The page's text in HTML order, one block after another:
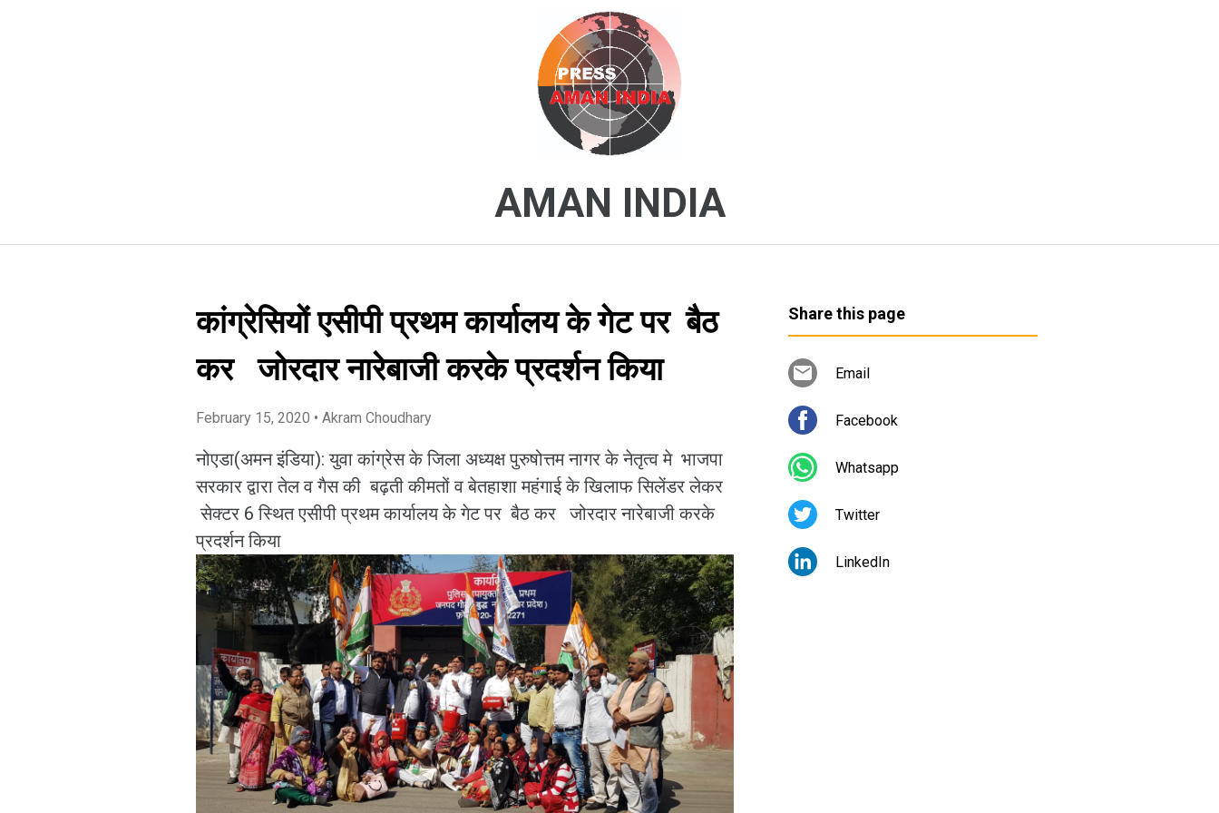
AMAN INDIA
कांग्रेसियों एसीपी प्रथम कार्यालय के गेट पर बैठ
कर जोरदार नारेबाजी करके प्रदर्शन किया
February 15, 2020 • Akram Choudhary
नोएडा(अमन इंडिया): युवा कांग्रेस के जिला अध्यक्ष पुरुषोत्तम नागर के नेतृत्व मे भाजपा
सरकार द्वारा तेल व गैस की बढ़ती कीमतों व बेतहाशा महंगाई के खिलाफ सिलेंडर लेकर
सेक्टर 6 स्थित एसीपी प्रथम कार्यालय के गेट पर बैठ कर जोरदार नारेबाजी करके
प्रदर्शन किया
Share this page
Email
Facebook
Whatsapp
Twitter
LinkedIn